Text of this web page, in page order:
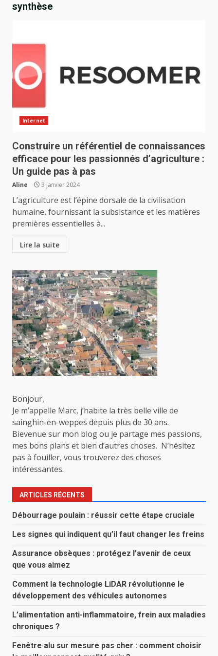
synthèse
Internet
Construire un référentiel de connaissances
efficace pour les passionnés d’agriculture :
Un guide pas à pas
Aline 3 janvier 2024
L’agriculture est l’épine dorsale de la civilisation
humaine, fournissant la subsistance et les matières
premières essentielles à...
Lire la suite
Bonjour,
Je m’appelle Marc, j’habite la très belle ville de
sainghin-en-weppes depuis plus de 30 ans.
Bievenue sur mon blog ou je partage mes passions,
mes bons plans et bien d’autres choses. N’hésitez
pas à fouiller, vous trouverez des choses
intéressantes.
ARTICLES RÉCENTS
Débourrage poulain : réussir cette étape cruciale
Les signes qui indiquent qu’il faut changer les freins
Assurance obsèques : protégez l’avenir de ceux
que vous aimez
Comment la technologie LiDAR révolutionne le
développement des véhicules autonomes
L’alimentation anti-inflammatoire, frein aux maladies
chroniques ?
Fenêtre alu sur mesure pas cher : comment choisir